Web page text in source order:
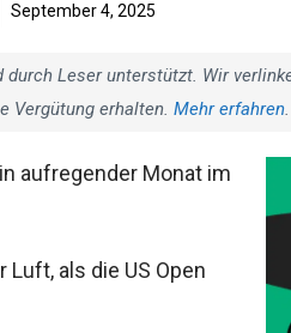
September 4, 2025
durch Leser unterstützt. Wir
Vergütung erhalten. Mehr erfahren.
aufregender Monat im
Luft, als die US Open